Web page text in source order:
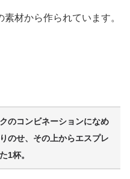
材から作られています。
のコンビネーションになめ
のせ、その上からエスプレ
1杯。